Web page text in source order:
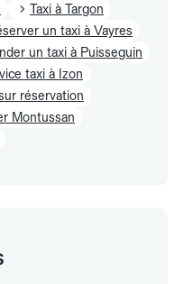
Taxi à Targon
un taxi à Vayres
un taxi à Puisseguin
taxi à Izon
réservation
Montussan